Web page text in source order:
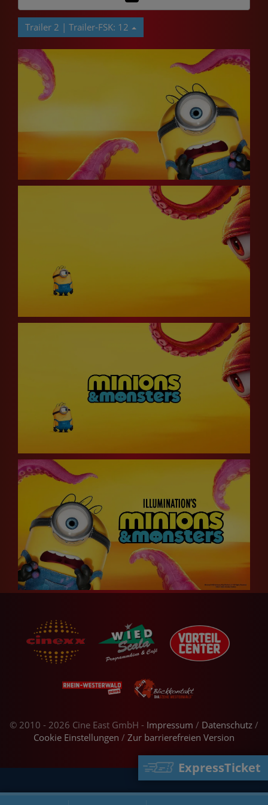
ExpressTicket
Trailer 2 | Trailer-FSK: 12
© 2010 - 2026 Cine East GmbH - Impressum / Datenschutz /
Cookie Einstellungen / Zur barrierefreien Version